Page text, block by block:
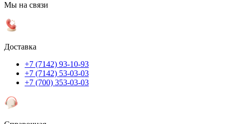
Мы на связи
Доставка
+7 (7142) 93-10-93
+7 (7142) 53-03-03
+7 (700) 353-03-03